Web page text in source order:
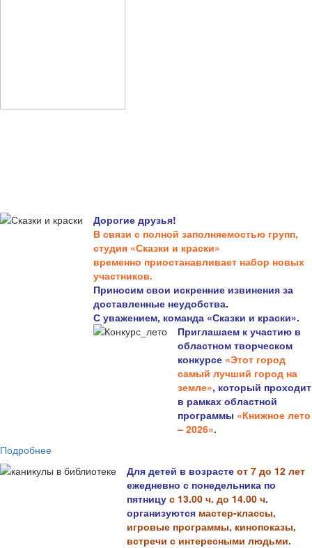
Дорогие друзья!
В связи с полной заполняемостью групп,
студия «Сказки и краски»
временно приостанавливает набор новых
участников.
Приносим свои искренние извинения за
доставленные неудобства.
С уважением, команда «Сказки и краски».
Приглашаем к участию в
областном творческом
конкурсе «Этот город
самый лучший город на
земле», который проходит
в рамках областной
программы «Книжное лето
– 2026».
Подробнее
Для детей в возрасте от 7 до 12 лет
ежедневно с понедельника по
пятницу с 13.00 ч. до 14.00 ч.
организуются мастер-классы,
игровые программы, кинопоказы,
встречи с интересными людьми.